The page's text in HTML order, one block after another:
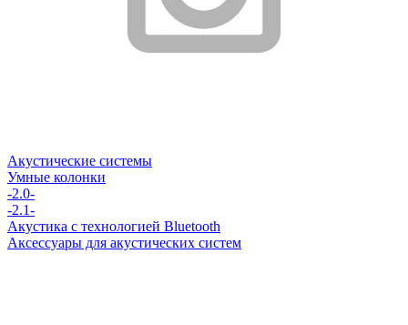
Акустические системы
Умные колонки
-2.0-
-2.1-
Акустика с технологией Bluetooth
Аксессуары для акустических систем